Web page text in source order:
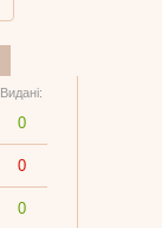
Видані:
0
0
0